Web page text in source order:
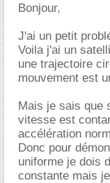
Bonjour,
J'ai un petit
Voila j'ai un
une trajectoire
mouvement est
Mais je sais que
vitesse est
accélération
Donc pour
uniforme je dois
constante mais